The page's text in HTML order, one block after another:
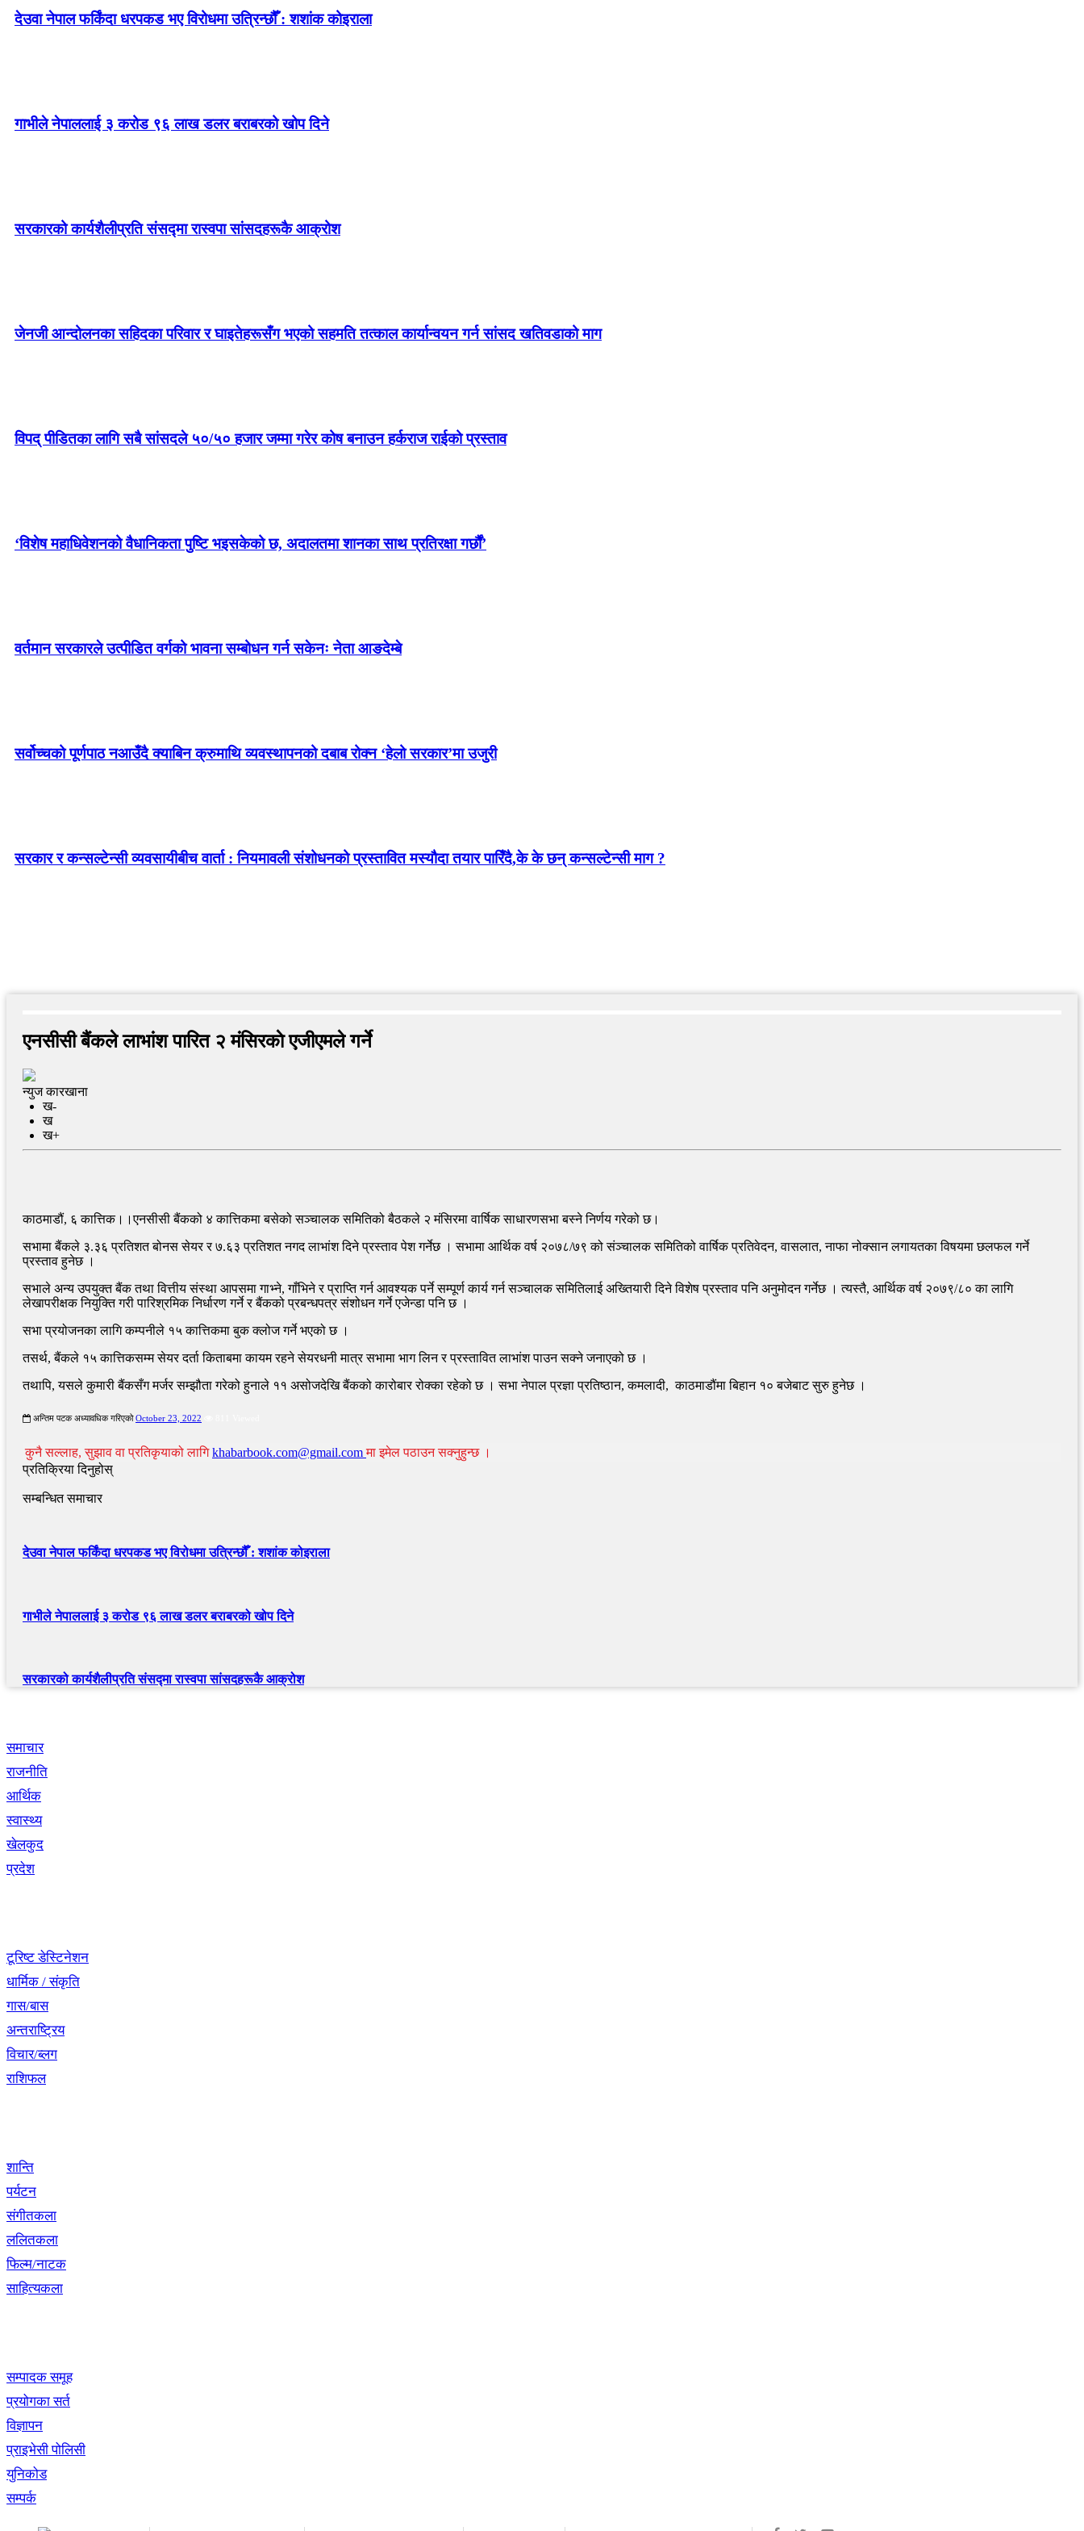
देउवा नेपाल फर्किंदा धरपकड भए विरोधमा उत्रिन्छौँ : शशांक कोइराला
गाभीले नेपाललाई ३ करोड ९६ लाख डलर बराबरको खोप दिने
सरकारको कार्यशैलीप्रति संसद्‍मा रास्वपा सांसदहरूकै आक्रोश
जेनजी आन्दोलनका सहिदका परिवार र घाइतेहरूसँग भएको सहमति तत्काल कार्यान्वयन गर्न सांसद खतिवडाको माग
विपद् पीडितका लागि सबै सांसदले ५०/५० हजार जम्मा गरेर कोष बनाउन हर्कराज राईको प्रस्ताव
‘विशेष महाधिवेशनको वैधानिकता पुष्टि भइसकेको छ, अदालतमा शानका साथ प्रतिरक्षा गर्छौं’
वर्तमान सरकारले उत्पीडित वर्गको भावना सम्बोधन गर्न सकेनः नेता आङदेम्बे
सर्वोच्चको पूर्णपाठ नआउँदै क्याबिन क्रुमाथि व्यवस्थापनको दबाब रोक्न ‘हेलो सरकार’मा उजुरी
सरकार र कन्सल्टेन्सी व्यवसायीबीच वार्ता : नियमावली संशोधनको प्रस्तावित मस्यौदा तयार पारिँदै,के के छन् कन्सल्टेन्सी माग ?
एनसीसी बैंकले लाभांश पारित २ मंसिरकाे एजीएमले गर्ने
न्युज कारखाना
ख-
ख
ख+
काठमाडौं, ६ कात्तिक।।एनसीसी बैंकको ४ कात्तिकमा बसेको सञ्चालक समितिको बैठकले २ मंसिरमा वार्षिक साधारणसभा बस्ने निर्णय गरेको छ।
सभामा बैंकले ३.३६ प्रतिशत बोनस सेयर र ७.६३ प्रतिशत नगद लाभांश दिने प्रस्ताव पेश गर्नेछ । सभामा आर्थिक वर्ष २०७८/७९ को संञ्चालक समितिको वार्षिक प्रतिवेदन, वासलात, नाफा नोक्सान लगायतका विषयमा छलफल गर्ने
प्रस्ताव हुनेछ ।
सभाले अन्य उपयुक्त बैंक तथा वित्तीय संस्था आपसमा गाभ्ने, गाँभिने र प्राप्ति गर्न आवश्यक पर्ने सम्पूर्ण कार्य गर्न सञ्चालक समितिलाई अख्तियारी दिने विशेष प्रस्ताव पनि अनुमोदन गर्नेछ । त्यस्तै, आर्थिक वर्ष २०७९/८० का लागि
लेखापरीक्षक नियुक्ति गरी पारिश्रमिक निर्धारण गर्ने र बैंकको प्रबन्धपत्र संशोधन गर्ने एजेन्डा पनि छ ।
सभा प्रयोजनका लागि कम्पनीले १५ कात्तिकमा बुक क्लोज गर्ने भएको छ ।
तसर्थ, बैंकले १५ कात्तिकसम्म सेयर दर्ता किताबमा कायम रहने सेयरधनी मात्र सभामा भाग लिन र प्रस्तावित लाभांश पाउन सक्ने जनाएको छ ।
तथापि, यसले कुमारी बैंकसँग मर्जर सम्झौता गरेको हुनाले ११ असोजदेखि बैंकको कारोबार रोक्का रहेको छ । सभा नेपाल प्रज्ञा प्रतिष्ठान, कमलादी, काठमाडौंमा बिहान १० बजेबाट सुरु हुनेछ ।
अन्तिम पटक अध्यावधिक गरिएको October 23, 2022
कुनै सल्लाह, सुझाव वा प्रतिकृयाको लागिkhabarbook.com@gmail.comमा इमेल पठाउन सक्नुहुन्छ ।
प्रतिक्रिया दिनुहोस्
सम्बन्धित समाचार
देउवा नेपाल फर्किंदा धरपकड भए विरोधमा उत्रिन्छौँ : शशांक कोइराला
गाभीले नेपाललाई ३ करोड ९६ लाख डलर बराबरको खोप दिने
सरकारको कार्यशैलीप्रति संसद्‍मा रास्वपा सांसदहरूकै आक्रोश
समाचार
राजनीति
आर्थिक
स्वास्थ्य
खेलकुद
प्रदेश
टूरिष्ट डेस्टिनेशन
धार्मिक / संकृति
गास/बास
अन्तराष्ट्रिय
विचार/ब्लग
राशिफल
शान्ति
पर्यटन
संगीतकला
ललितकला
फिल्म/नाटक
साहित्यकला
सम्पादक समूह
प्रयोगका सर्त
विज्ञापन
प्राइभेसी पोलिसी
युनिकोड
सम्पर्क